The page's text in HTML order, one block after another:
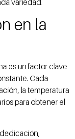
variedad.
en la
es un factor clave
Cada
la temperatura
para obtener el